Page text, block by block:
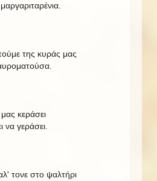
της κυράς μας
κεράσει
να γεράσει.
τονε στο ψαλτήρι